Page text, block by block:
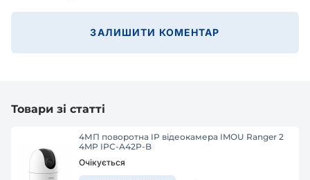
ЗАЛИШИТИ КОМЕНТАР
Товари зі статті
4МП поворотна IP відеокамера IMOU Ranger 2
4MP IPC-A42P-B
Очікується